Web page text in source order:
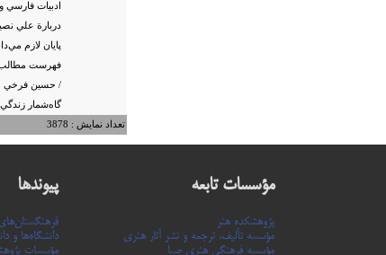
ادبيات
دربارة علي
پايان لازم
فهرست مطالب
/ حسين فرخي
گاه‌شمار
تعداد نمایش : 3878
مؤسسات تابعه
پژوهشکده هنر
مؤسسه تألیف، ترجمه و نشر آثار هنری
مؤسسه فرهنگی هنری صبا
پیوندها
دانشگاه‌ها و
مؤسسات